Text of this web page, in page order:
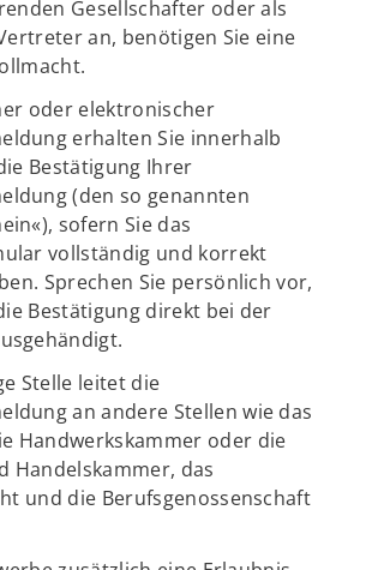
Gesellschafter oder als
an, benötigen Sie eine
oder elektronischer
erhalten Sie innerhalb
Bestätigung Ihrer
(den so genannten
sofern Sie das
vollständig und korrekt
Sprechen Sie persönlich vor,
Bestätigung direkt bei der
Stelle leitet die
an andere Stellen wie das
Handwerkskammer oder die
Handelskammer, das
und die Berufsgenossenschaft